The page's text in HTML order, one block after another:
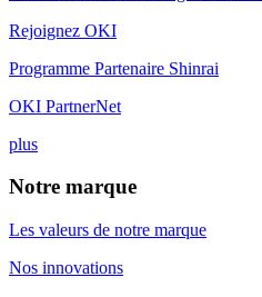
Rejoignez OKI
Programme Partenaire Shinrai
OKI PartnerNet
plus
Notre marque
Les valeurs de notre marque
Nos innovations